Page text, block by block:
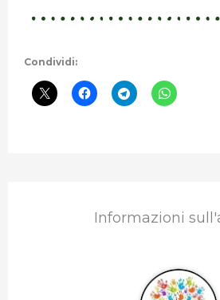
Condividi:
Informazioni